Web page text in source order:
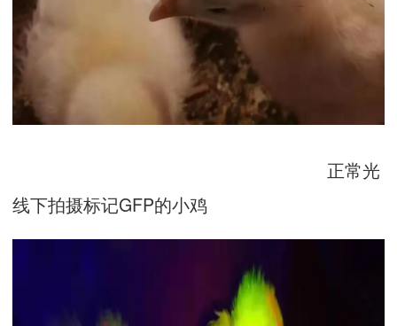
正常光
线下拍摄标记GFP的小鸡